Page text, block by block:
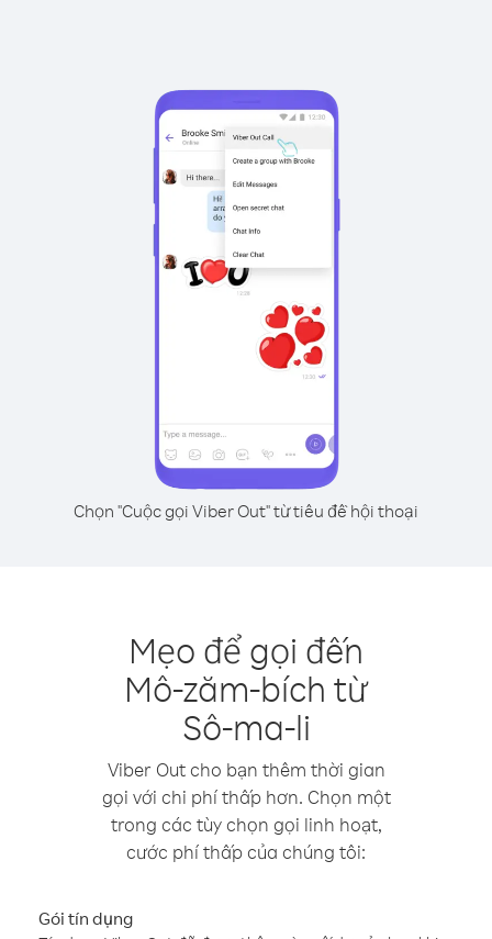
Chọn "Cuộc gọi Viber Out" từ tiêu đề hội thoại
Mẹo để gọi đến
Mô-zăm-bích từ
Sô-ma-li
Viber Out cho bạn thêm thời gian
gọi với chi phí thấp hơn. Chọn một
trong các tùy chọn gọi linh hoạt,
cước phí thấp của chúng tôi:
Gói tín dụng